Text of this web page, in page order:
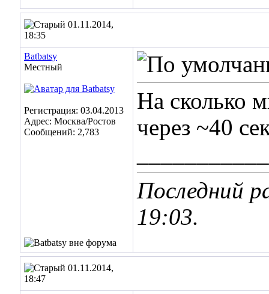
01.11.2014,
18:35
Batbatsy
Местный
Регистрация: 03.04.2013
Адрес: Москва/Ростов
Сообщений: 2,783
На сколько
через ~40
Последний
19:03.
01.11.2014,
18:47